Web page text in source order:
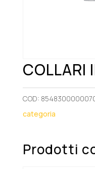
COLLARI
COD:
categoria
Prodotti